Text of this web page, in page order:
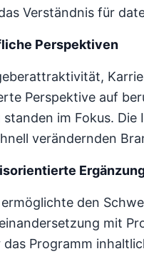
Verständnis für
Perspektiven
Perspektive auf
im Fokus.
verändernden
den
mit
Programm